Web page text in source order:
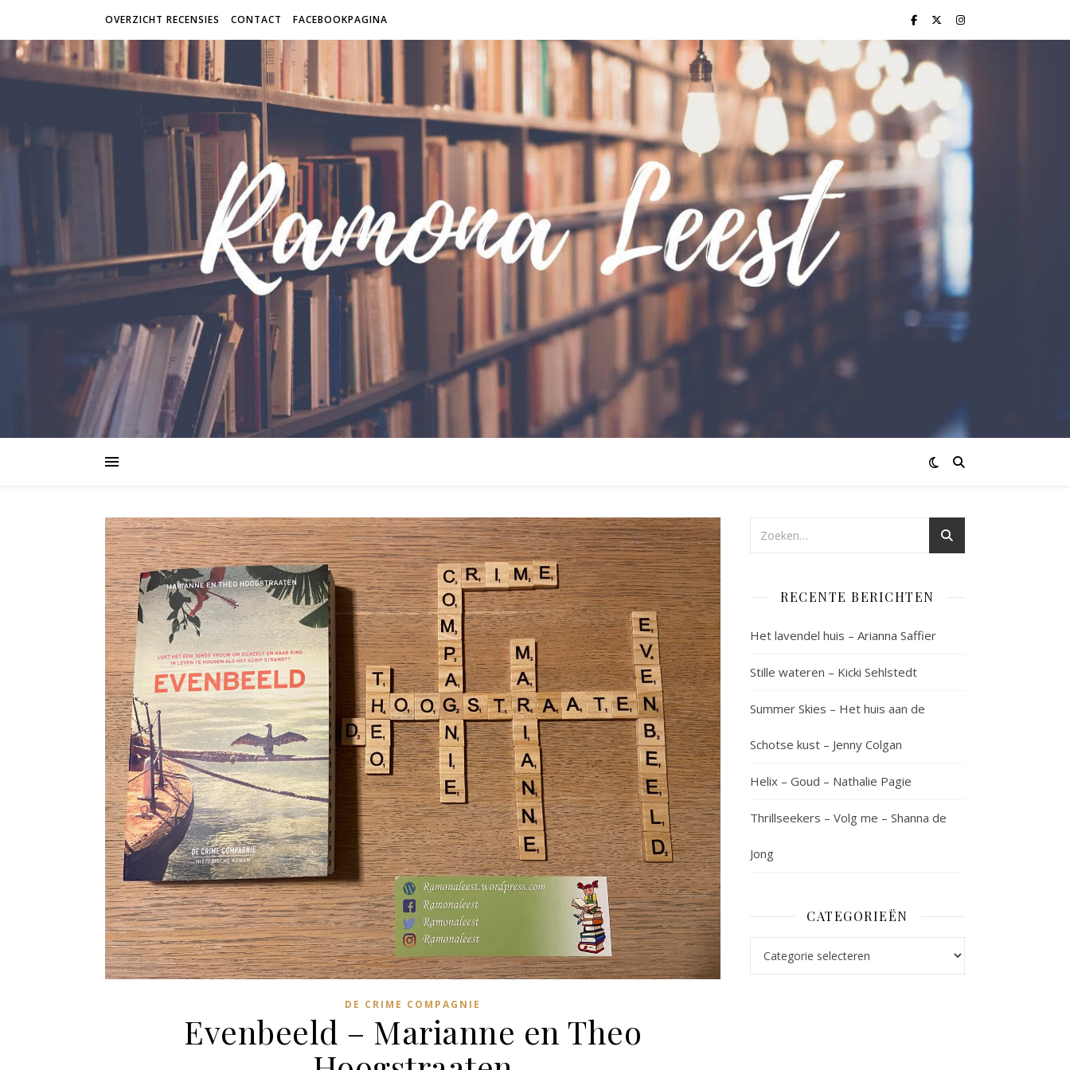
OVERZICHT RECENSIES CONTACT FACEBOOKPAGINA
DE CRIME COMPAGNIE
Evenbeeld – Marianne en Theo
RECENTE BERICHTEN
Het lavendel huis – Arianna Saffier
Stille wateren – Kicki Sehlstedt
Summer Skies – Het huis aan de
Schotse kust – Jenny Colgan
Helix – Goud – Nathalie Pagie
Thrillseekers – Volg me – Shanna de
Jong
CATEGORIEËN